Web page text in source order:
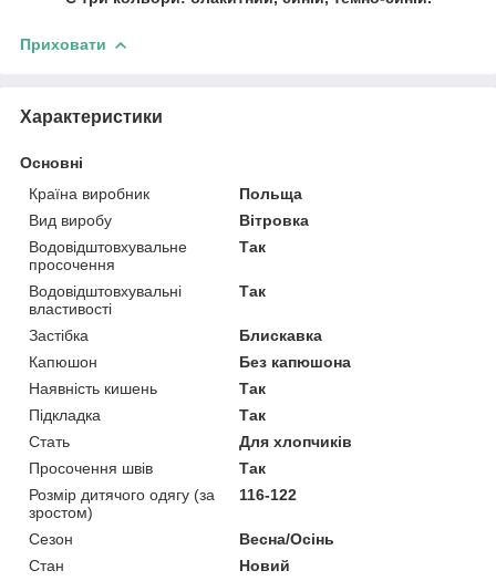
Приховати
Характеристики
Основні
Країна виробник
Польща
Вид виробу
Вітровка
Водовідштовхувальне
просочення
Так
Водовідштовхувальні
властивості
Так
Застібка
Блискавка
Капюшон
Без капюшона
Наявність кишень
Так
Підкладка
Так
Стать
Для хлопчиків
Просочення швів
Так
Розмір дитячого одягу (за
зростом)
116-122
Сезон
Весна/Осінь
Стан
Новий